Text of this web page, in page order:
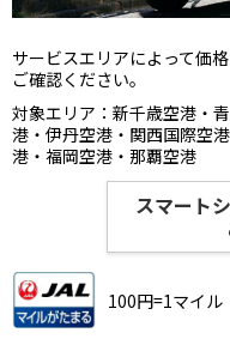
サービスエリアによって価
ご確認ください。
対象エリア：新千歳空港・
港・伊丹空港・関西国際空
港・福岡空港・那覇空港
スマート
100円=1マイル